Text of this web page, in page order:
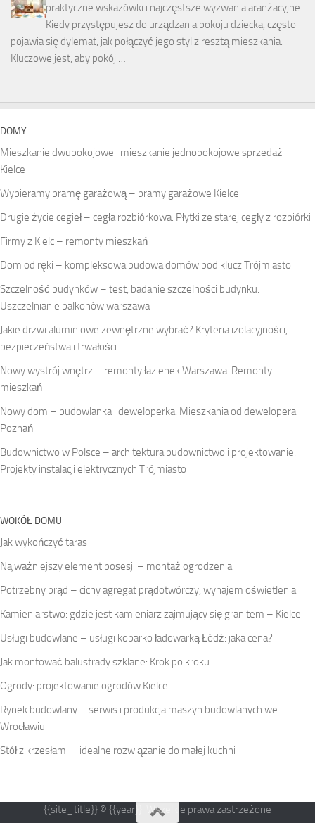
praktyczne wskazówki i najczęstsze wyzwania aranżacyjne
Kiedy przystępujesz do urządzania pokoju dziecka, często
pojawia się dylemat, jak połączyć jego styl z resztą mieszkania.
Kluczowe jest, aby pokój …
DOMY
Mieszkanie dwupokojowe i mieszkanie jednopokojowe sprzedaż –
Kielce
Wybieramy bramę garażową – bramy garażowe Kielce
Drugie życie cegieł – cegła rozbiórkowa. Płytki ze starej cegły z rozbiórki
Firmy z Kielc – remonty mieszkań
Dom od ręki – kompleksowa budowa domów pod klucz Trójmiasto
Szczelność budynków – test, badanie szczelności budynku.
Uszczelnianie balkonów warszawa
Jakie drzwi aluminiowe zewnętrzne wybrać? Kryteria izolacyjności,
bezpieczeństwa i trwałości
Nowy wystrój wnętrz – remonty łazienek Warszawa. Remonty
mieszkań
Nowy dom – budowlanka i deweloperka. Mieszkania od dewelopera
Poznań
Budownictwo w Polsce – architektura budownictwo i projektowanie.
Projekty instalacji elektrycznych Trójmiasto
WOKÓŁ DOMU
Jak wykończyć taras
Najważniejszy element posesji – montaż ogrodzenia
Potrzebny prąd – cichy agregat prądotwórczy, wynajem oświetlenia
Kamieniarstwo: gdzie jest kamieniarz zajmujący się granitem – Kielce
Usługi budowlane – usługi koparko ładowarką Łódź: jaka cena?
Jak montować balustrady szklane: Krok po kroku
Ogrody: projektowanie ogrodów Kielce
Rynek budowlany – serwis i produkcja maszyn budowlanych we
Wrocławiu
Stół z krzesłami – idealne rozwiązanie do małej kuchni
{{site_title}} © {{year}}. Wszelkie prawa zastrzeżone